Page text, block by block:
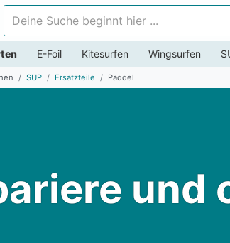
E-Foil Kitesurfen Wingsurfen
SUP Ersatzteile Paddel
und